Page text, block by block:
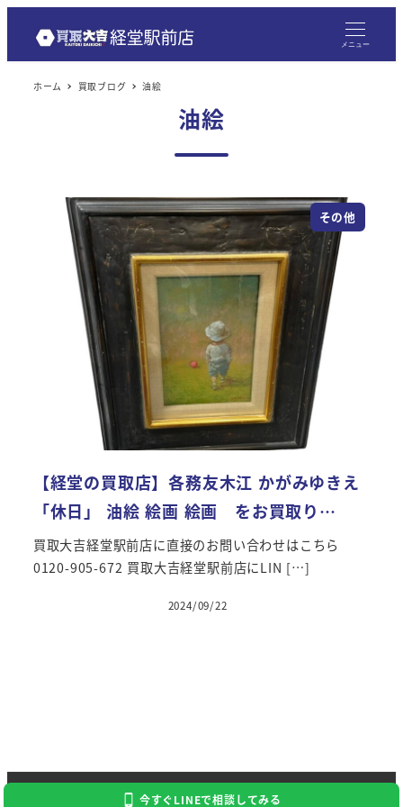
メニュー
ホーム 買取ブログ 油絵
油絵
その他
【経堂の買取店】各務友木江 かがみゆきえ
「休日」 油絵 絵画 絵画 をお買取り…
買取大吉経堂駅前店に直接のお問い合わせはこちら
0120-905-672 買取大吉経堂駅前店にLIN […]
2024/09/22
Copyright 2023 Kaitori Daikichi
今すぐLINEで相談してみる